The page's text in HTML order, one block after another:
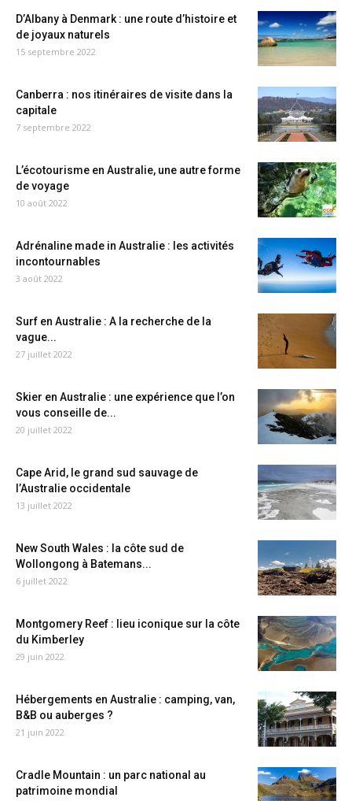
D’Albany à Denmark : une route d’histoire et
de joyaux naturels
15 septembre 2022
Canberra : nos itinéraires de visite dans la
capitale
7 septembre 2022
L’écotourisme en Australie, une autre forme
de voyage
10 août 2022
Adrénaline made in Australie : les activités
incontournables
3 août 2022
Surf en Australie : A la recherche de la
vague...
27 juillet 2022
Skier en Australie : une expérience que l’on
vous conseille de...
20 juillet 2022
Cape Arid, le grand sud sauvage de
l’Australie occidentale
13 juillet 2022
New South Wales : la côte sud de
Wollongong à Batemans...
6 juillet 2022
Montgomery Reef : lieu iconique sur la côte
du Kimberley
29 juin 2022
Hébergements en Australie : camping, van,
B&B ou auberges ?
21 juin 2022
Cradle Mountain : un parc national au
patrimoine mondial